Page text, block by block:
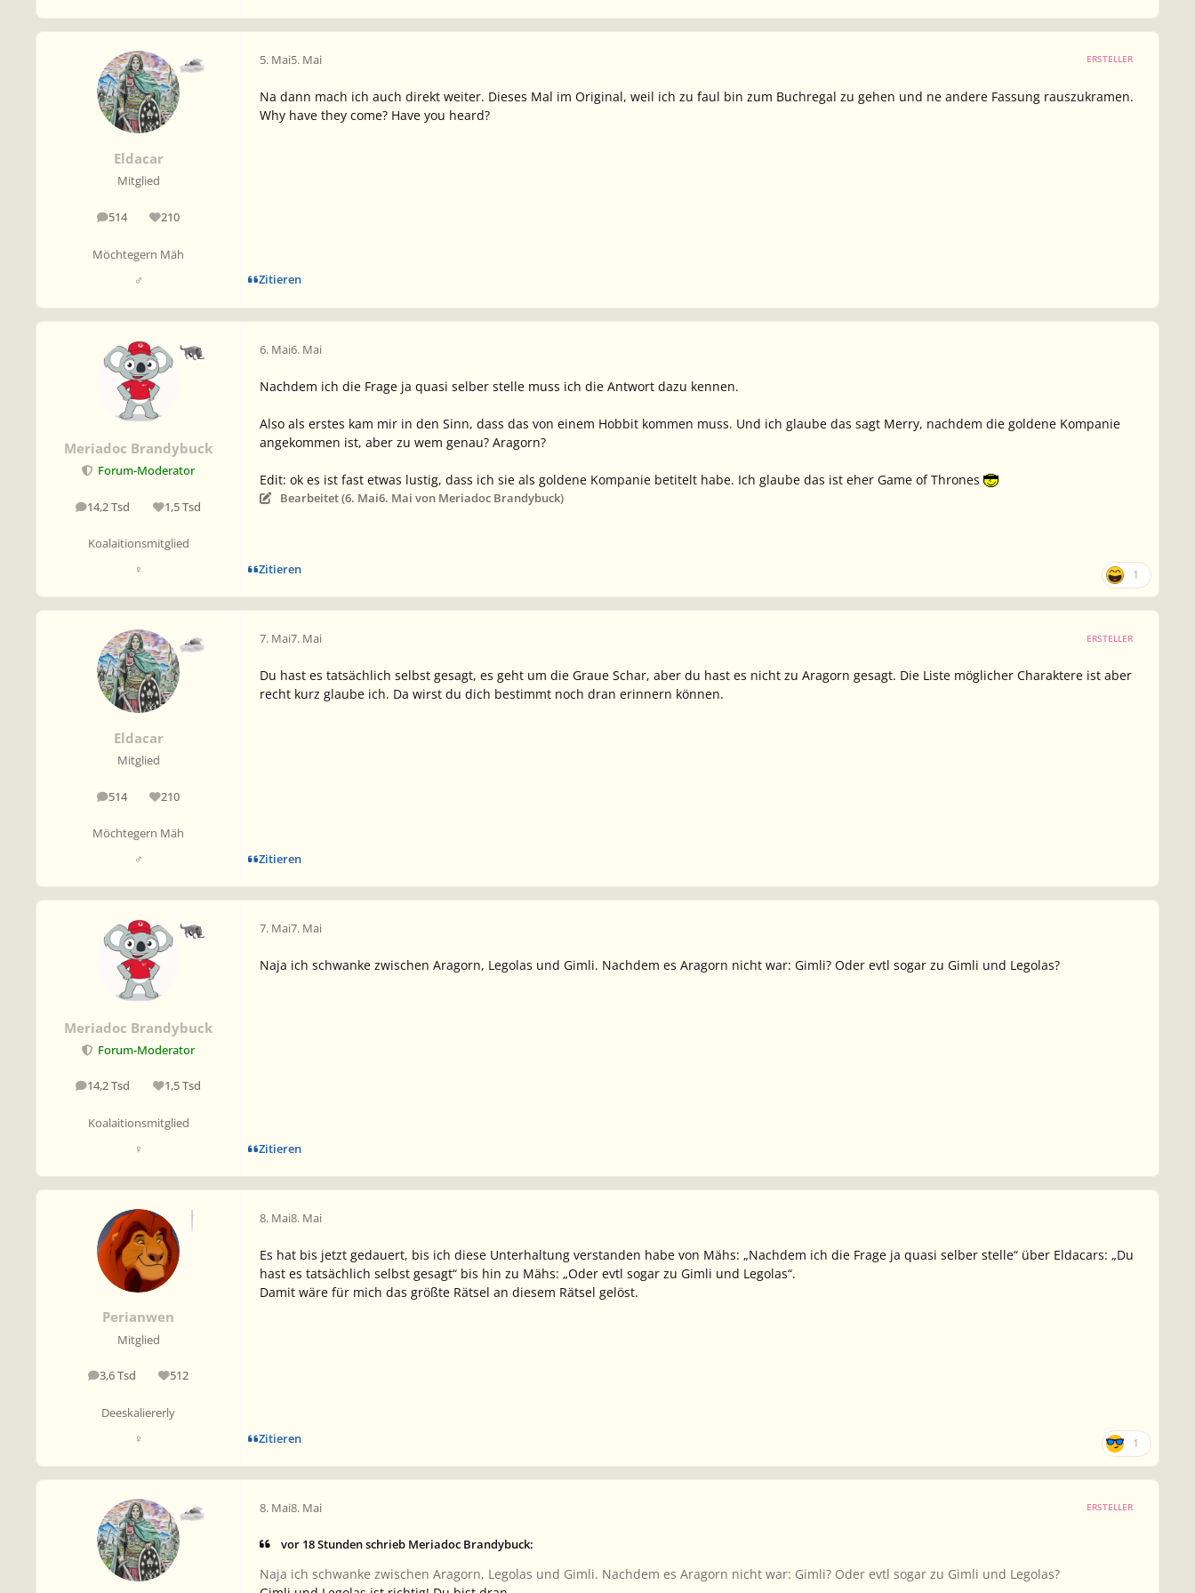
Eldacar
Mitglied
514
Beiträge 210
Reputation
Möchtegern Mäh
♂
5. Mai5. Mai ERSTELLER
Na dann mach ich auch direkt weiter. Dieses Mal im Original, weil ich zu faul bin zum Buchregal zu gehen und ne andere Fassung rauszukramen.
Why have they come? Have you heard?
Zitieren
Meriadoc Brandybuck
Forum-Moderator
14,2 Tsd
Beiträge 1,5 Tsd
Reputation
Koalaitionsmitglied
♀
6. Mai6. Mai
Nachdem ich die Frage ja quasi selber stelle muss ich die Antwort dazu kennen.
Also als erstes kam mir in den Sinn, dass das von einem Hobbit kommen muss. Und ich glaube das sagt Merry, nachdem die goldene Kompanie
angekommen ist, aber zu wem genau? Aragorn?
Edit: ok es ist fast etwas lustig, dass ich sie als goldene Kompanie betitelt habe. Ich glaube das ist eher Game of Thrones
Bearbeitet (6. Mai6. Mai von Meriadoc Brandybuck)
Zitieren 1
Eldacar
Mitglied
514
Beiträge 210
Reputation
Möchtegern Mäh
♂
7. Mai7. Mai ERSTELLER
Du hast es tatsächlich selbst gesagt, es geht um die Graue Schar, aber du hast es nicht zu Aragorn gesagt. Die Liste möglicher Charaktere ist aber
recht kurz glaube ich. Da wirst du dich bestimmt noch dran erinnern können.
Zitieren
Meriadoc Brandybuck
Forum-Moderator
14,2 Tsd
Beiträge 1,5 Tsd
Reputation
Koalaitionsmitglied
♀
7. Mai7. Mai
Naja ich schwanke zwischen Aragorn, Legolas und Gimli. Nachdem es Aragorn nicht war: Gimli? Oder evtl sogar zu Gimli und Legolas?
Zitieren
Perianwen
Mitglied
3,6 Tsd
Beiträge 512
Reputation
Deeskaliererly
♀
8. Mai8. Mai
Es hat bis jetzt gedauert, bis ich diese Unterhaltung verstanden habe von Mähs: „Nachdem ich die Frage ja quasi selber stelle“ über Eldacars: „Du
hast es tatsächlich selbst gesagt“ bis hin zu Mähs: „Oder evtl sogar zu Gimli und Legolas“.
Damit wäre für mich das größte Rätsel an diesem Rätsel gelöst.
Zitieren 1
8. Mai8. Mai ERSTELLER
vor 18 Stunden schrieb Meriadoc Brandybuck:
Naja ich schwanke zwischen Aragorn, Legolas und Gimli. Nachdem es Aragorn nicht war: Gimli? Oder evtl sogar zu Gimli und Legolas?